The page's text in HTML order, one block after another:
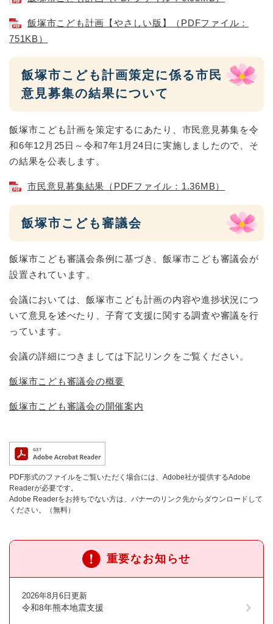
飯塚市こども計画【やさしい版】（PDFファイル：
751KB）
飯塚市こども計画策定に係る市民
意見募集の結果について
飯塚市こども計画を策定するにあたり、市民意見募集を令
和6年12月25日～令和7年1月24日に実施しましたので、そ
の結果を公表します。
市民意見募集結果（PDFファイル：1.36MB）
飯塚市こども審議会
飯塚市こども審議会条例に基づき、飯塚市こども審議会が
設置されています。
会議においては、飯塚市こども計画の内容や進捗状況につ
いて意見を述べたり、子育て支援に関する調査や審議を行
っています。
会議の詳細につきましては下記リンクをご覧ください。
飯塚市こども審議会の概要
飯塚市こども審議会の開催案内
PDF形式のファイルをご覧いただく場合には、Adobe社が提供するAdobe
Readerが必要です。
Adobe Readerをお持ちでない方は、バナーのリンク先からダウンロードして
ください。（無料）
重要なお知らせ
2026年8月6日更新
令和8年熊本地震支援